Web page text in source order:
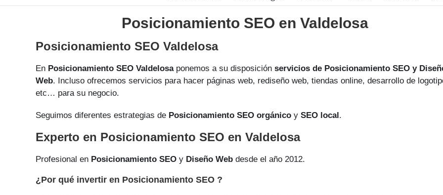
Posicionamiento SEO en Valdelosa
Posicionamiento SEO Valdelosa
En Posicionamiento SEO Valdelosaponemos a su disposición servicios de Posicionamiento SEO y
Web. Incluso ofrecemos servicios para hacer páginas web, rediseño web, tiendas online, desarrollo de
etc… para su negocio.
Seguimos diferentes estrategias de Posicionamiento SEO orgánico y SEO local.
Experto en Posicionamiento SEO en Valdelosa
Profesional en Posicionamiento SEO y Diseño Web desde el año 2012.
¿Por qué invertir en Posicionamiento SEO ?